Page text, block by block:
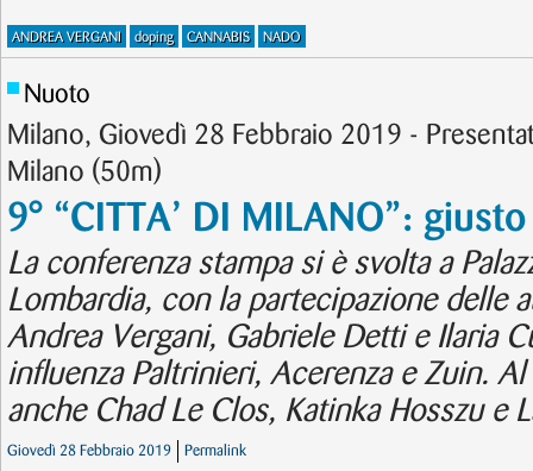
ANDREA VERGANI doping CANNABIS NADO
Nuoto
Milano, Giovedì 28 Febbraio 2019 -
Milano (50m)
9° “CITTA’ DI MILANO”:
La conferenza stampa si è svolta a
Lombardia, con la partecipazione delle
Andrea Vergani, Gabriele Detti e Ilaria
influenza Paltrinieri, Acerenza e Zuin.
anche Chad Le Clos, Katinka Hosszu e
Giovedì 28 Febbraio 2019 Permalink